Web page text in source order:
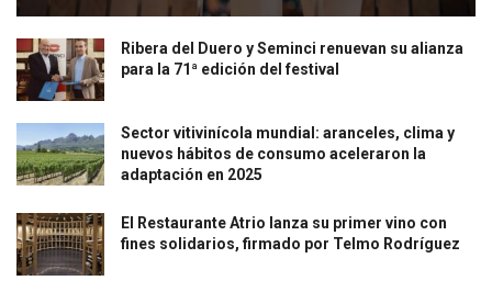
Ribera del Duero y Seminci renuevan su alianza
para la 71ª edición del festival
Sector vitivinícola mundial: aranceles, clima y
nuevos hábitos de consumo aceleraron la
adaptación en 2025
El Restaurante Atrio lanza su primer vino con
fines solidarios, firmado por Telmo Rodríguez